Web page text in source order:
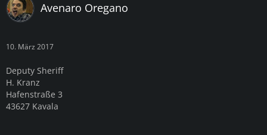
Avenaro Oregano
10. März 2017
Deputy Sheriff
H. Kranz
Hafenstraße 3
43627 Kavala